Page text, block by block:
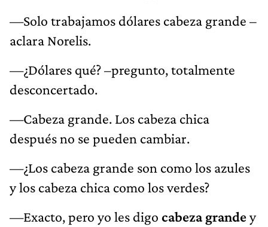
—Solo trabajamos dólares cabeza grande –
aclara Norelis.
—¿Dólares qué? –pregunto, totalmente
desconcertado.
—Cabeza grande. Los cabeza chica
después no se pueden cambiar.
—¿Los cabeza grande son como los azules
y los cabeza chica como los verdes?
—Exacto, pero yo les digo cabeza grandey